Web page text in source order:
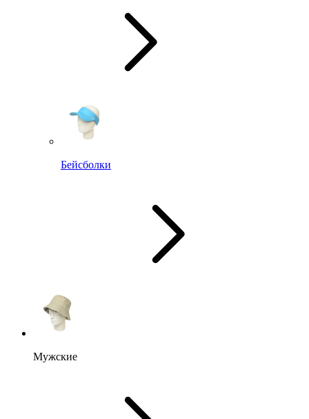
Бейсболки
Мужские